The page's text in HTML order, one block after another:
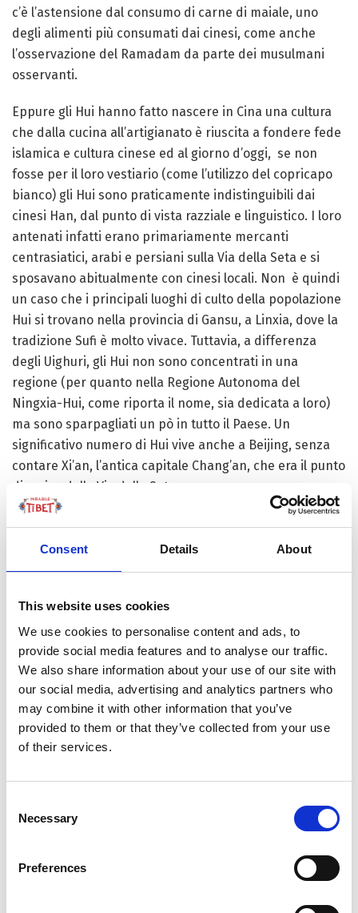
Consent Details About
This website uses cookies
We use cookies to personalise content and ads, to
provide social media features and to analyse our traffic.
We also share information about your use of our site with
our social media, advertising and analytics partners who
may combine it with other information that you’ve
provided to them or that they’ve collected from your use
of their services.
Selection
Necessary
Preferences
c’è l’astensione dal consumo di carne di maiale, uno
degli alimenti più consumati dai cinesi, come anche
l’osservazione del Ramadam da parte dei musulmani
osservanti.
Eppure gli Hui hanno fatto nascere in Cina una cultura
che dalla cucina all’artigianato è riuscita a fondere fede
islamica e cultura cinese ed al giorno d’oggi, se non
fosse per il loro vestiario (come l’utilizzo del copricapo
bianco) gli Hui sono praticamente indistinguibili dai
cinesi Han, dal punto di vista razziale e linguistico. I loro
antenati infatti erano primariamente mercanti
centrasiatici, arabi e persiani sulla Via della Seta e si
sposavano abitualmente con cinesi locali. Non è quindi
un caso che i principali luoghi di culto della popolazione
Hui si trovano nella provincia di Gansu, a Linxia, dove la
tradizione Sufi è molto vivace. Tuttavia, a differenza
degli Uighuri, gli Hui non sono concentrati in una
regione (per quanto nella Regione Autonoma del
Ningxia-Hui, come riporta il nome, sia dedicata a loro)
ma sono sparpagliati un pò in tutto il Paese. Un
significativo numero di Hui vive anche a Beijing, senza
contare Xi’an, l’antica capitale Chang’an, che era il punto
di arrivo della Via della Seta.
I Tibetani musulmani
Tra i luoghi dove gli Hui risiedono ci sono anche quelli di
tibetani musulmani, che nella classificazione cinese dei
tibetano, mentre gli hui possiedono un riconoscimento
proprio. I rapporti tra hui e tibetani sono però
storicamente stati caratterizzati da conflitti etnici e
culturali. Da citare sono i conflitti avvenuti nel contesto
della ribellioni di Golok (1917-1949) e della Guerra Sino-
Tibetana (1930-1932).
Entrambi i conflitti videro come protagonisti la
cosiddetta Cricca Ma, un gruppo di signori della guerra
di etnia Hui che governarono le provincie di Qinghai,
signori della guerra erano tutti generali dell’esercito
della Repubblica di Cina. I quattro Ma – ovvero i quattro
membri più importanti di questa cerchia – erano Ma